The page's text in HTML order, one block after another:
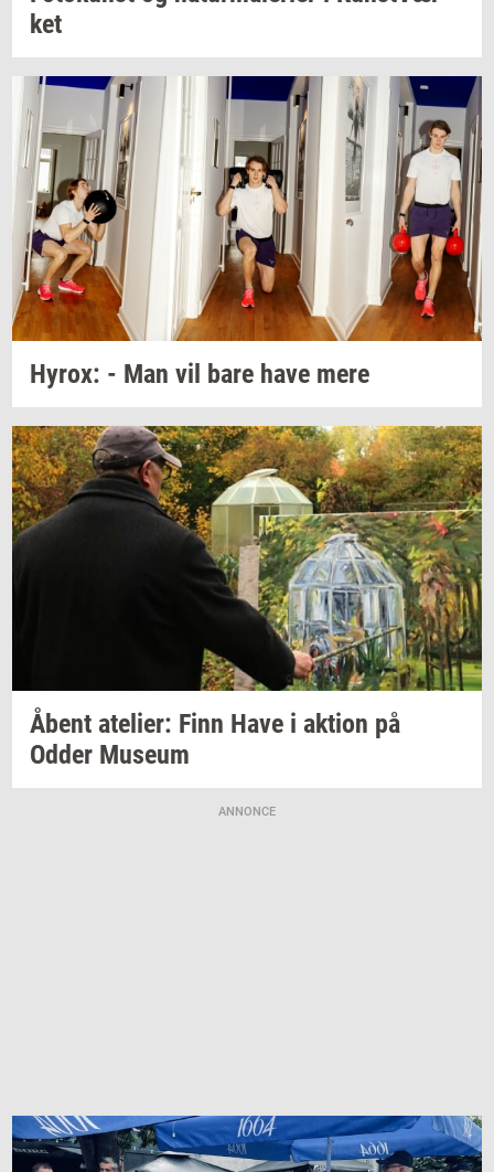
ket
Hyrox: - Man vil bare have mere
Åbent ate­li­er: Finn Have i ak­tion på
Odder Mu­se­um
ANNONCE